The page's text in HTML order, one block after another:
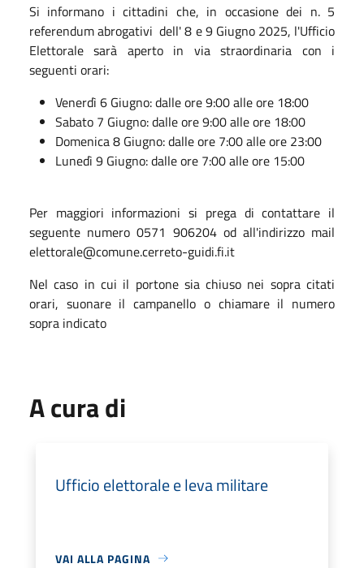
Si informano i cittadini che, in occasione dei n. 5
referendum abrogativi dell' 8 e 9 Giugno 2025, l'Ufficio
Elettorale sarà aperto in via straordinaria con i
seguenti orari:
Venerdì 6 Giugno: dalle ore 9:00 alle ore 18:00
Sabato 7 Giugno: dalle ore 9:00 alle ore 18:00
Domenica 8 Giugno: dalle ore 7:00 alle ore 23:00
Lunedì 9 Giugno: dalle ore 7:00 alle ore 15:00
Per maggiori informazioni si prega di contattare il
seguente numero 0571 906204 od all'indirizzo mail
elettorale@comune.cerreto-guidi.fi.it
Nel caso in cui il portone sia chiuso nei sopra citati
orari, suonare il campanello o chiamare il numero
sopra indicato
A cura di
Ufficio elettorale e leva militare
VAI ALLA PAGINA